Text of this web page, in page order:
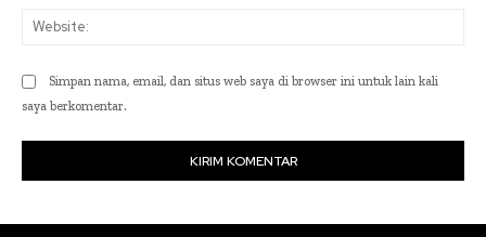
Simpan nama, email, dan situs web saya di browser ini untuk lain kali
saya berkomentar.